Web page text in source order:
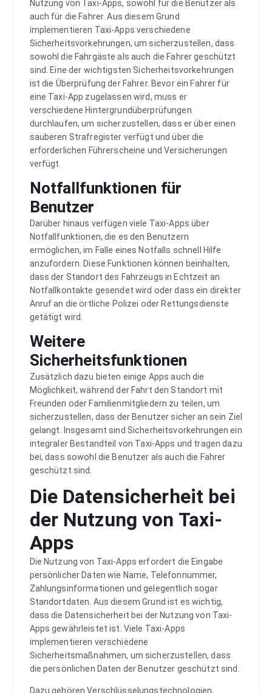
Nutzung von Taxi-Apps, sowohl für die Benutzer als
auch für die Fahrer. Aus diesem Grund
implementieren Taxi-Apps verschiedene
Sicherheitsvorkehrungen, um sicherzustellen, dass
sowohl die Fahrgäste als auch die Fahrer geschützt
sind. Eine der wichtigsten Sicherheitsvorkehrungen
ist die Überprüfung der Fahrer. Bevor ein Fahrer für
eine Taxi-App zugelassen wird, muss er
verschiedene Hintergrundüberprüfungen
durchlaufen, um sicherzustellen, dass er über einen
sauberen Strafregister verfügt und über die
erforderlichen Führerscheine und Versicherungen
verfügt.
Notfallfunktionen für
Benutzer
Darüber hinaus verfügen viele Taxi-Apps über
Notfallfunktionen, die es den Benutzern
ermöglichen, im Falle eines Notfalls schnell Hilfe
anzufordern. Diese Funktionen können beinhalten,
dass der Standort des Fahrzeugs in Echtzeit an
Notfallkontakte gesendet wird oder dass ein direkter
Anruf an die örtliche Polizei oder Rettungsdienste
getätigt wird.
Weitere
Sicherheitsfunktionen
Zusätzlich dazu bieten einige Apps auch die
Möglichkeit, während der Fahrt den Standort mit
Freunden oder Familienmitgliedern zu teilen, um
sicherzustellen, dass der Benutzer sicher an sein Ziel
gelangt. Insgesamt sind Sicherheitsvorkehrungen ein
integraler Bestandteil von Taxi-Apps und tragen dazu
bei, dass sowohl die Benutzer als auch die Fahrer
geschützt sind.
Die Datensicherheit bei
der Nutzung von Taxi-
Apps
Die Nutzung von Taxi-Apps erfordert die Eingabe
persönlicher Daten wie Name, Telefonnummer,
Zahlungsinformationen und gelegentlich sogar
Standortdaten. Aus diesem Grund ist es wichtig,
dass die Datensicherheit bei der Nutzung von Taxi-
Apps gewährleistet ist. Viele Taxi-Apps
implementieren verschiedene
Sicherheitsmaßnahmen, um sicherzustellen, dass
die persönlichen Daten der Benutzer geschützt sind.
Dazu gehören Verschlüsselungstechnologien,